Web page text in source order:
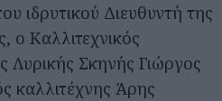
ιδρυτικού Διευθυντή της
ο Καλλιτεχνικός
Λυρικής Σκηνής Γιώργος
καλλιτέχνης Άρης